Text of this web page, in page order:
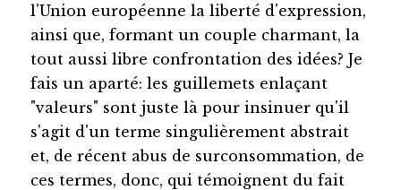
l'Union européenne la liberté d'expression,
ainsi que, formant un couple charmant, la
tout aussi libre confrontation des idées? Je
fais un aparté: les guillemets enlaçant
"valeurs" sont juste là pour insinuer qu'il
s'agit d'un terme singulièrement abstrait
et, de récent abus de surconsommation, de
ces termes, donc, qui témoignent du fait